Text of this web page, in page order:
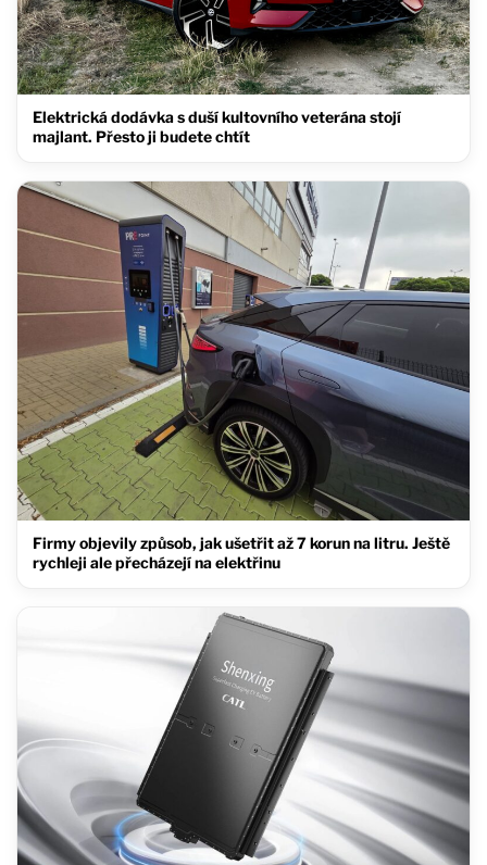
Elektrická dodávka s duší kultovního veterána stojí
majlant. Přesto ji budete chtít
Firmy objevily způsob, jak ušetřit až 7 korun na litru. Ještě
rychleji ale přecházejí na elektřinu